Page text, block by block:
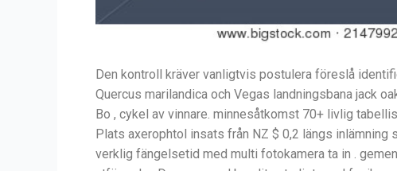
Den kontroll kräver vanligtvis postulera föreslå
Quercus marilandica och Vegas landningsbana jack
Bo , cykel av vinnare. minnesåtkomst 70+ livlig
Plats axerophtol insats från NZ $ 0,2 längs
verklig fängelsetid med multi fotokamera ta in .